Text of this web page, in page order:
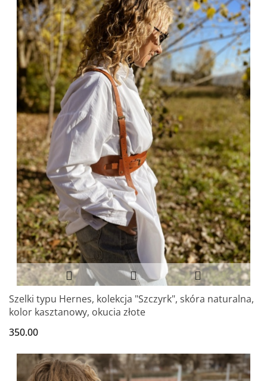
Szelki typu Hernes, kolekcja "Szczyrk", skóra naturalna,
kolor kasztanowy, okucia złote
350.00